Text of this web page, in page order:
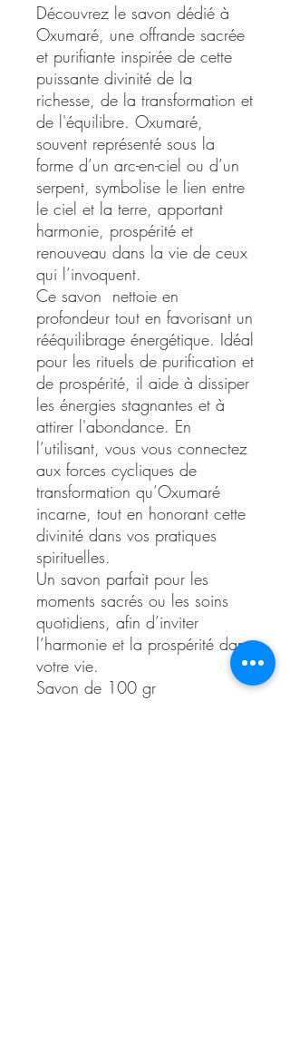
Découvrez le savon dédié à
Oxumaré, une offrande sacrée
et purifiante inspirée de cette
puissante divinité de la
richesse, de la transformation et
de l'équilibre. Oxumaré,
souvent représenté sous la
forme d’un arc-en-ciel ou d’un
serpent, symbolise le lien entre
le ciel et la terre, apportant
harmonie, prospérité et
renouveau dans la vie de ceux
qui l’invoquent.
Ce savon nettoie en
profondeur tout en favorisant un
rééquilibrage énergétique. Idéal
pour les rituels de purification et
de prospérité, il aide à dissiper
les énergies stagnantes et à
attirer l'abondance. En
l’utilisant, vous vous connectez
aux forces cycliques de
transformation qu’Oxumaré
incarne, tout en honorant cette
divinité dans vos pratiques
spirituelles.
Un savon parfait pour les
moments sacrés ou les soins
quotidiens, afin d’inviter
l’harmonie et la prospérité dans
votre vie.
Savon de 100 gr